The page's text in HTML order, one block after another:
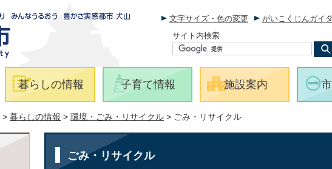
文字サイズ・色の変更
がいこくじんガイ
サイト内検索
暮らしの情報 子育て情報 施設案内
> 暮らしの情報 > 環境・ごみ・リサイクル > ごみ・リサイクル
ごみ・リサイクル